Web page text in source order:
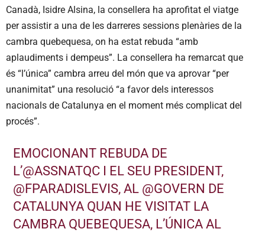
Canadà, Isidre Alsina, la consellera ha aprofitat el viatge
per assistir a una de les darreres sessions plenàries de la
cambra quebequesa, on ha estat rebuda “amb
aplaudiments i dempeus”. La consellera ha remarcat que
és “l’única” cambra arreu del món que va aprovar “per
unanimitat” una resolució “a favor dels interessos
nacionals de Catalunya en el moment més complicat del
procés”.
EMOCIONANT REBUDA DE
L’@ASSNATQC I EL SEU PRESIDENT,
@FPARADISLEVIS, AL @GOVERN DE
CATALUNYA QUAN HE VISITAT LA
CAMBRA QUEBEQUESA, L’ÚNICA AL